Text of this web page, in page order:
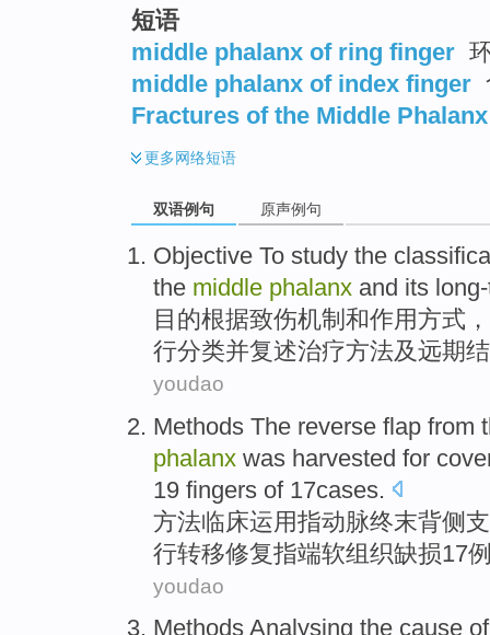
短语
middle phalanx of ring finger
middle phalanx of index finger
Fractures of the Middle Phalanx
更多网络短语
双语例句 原声例句
Objective To study the
the middle phalanx and its
目的根据致伤机制和作用方式
行分类并复述治疗方法及远期
youdao
Methods The reverse flap from
phalanx was harvested for
19 fingers of 17cases.
方法临床运用指动脉终末背侧
行转移修复指端软组织缺损17
youdao
Methods Analysing the cause